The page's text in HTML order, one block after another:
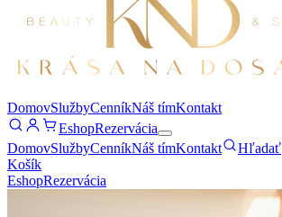
DomovSlužbyCenníkNáš tímKontakt
EshopRezervácia
DomovSlužbyCenníkNáš tímKontakt Hľadať
Košík
EshopRezervácia